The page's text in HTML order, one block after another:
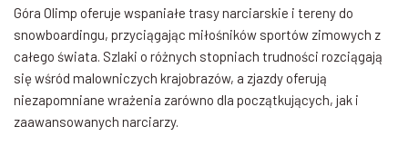
Góra Olimp oferuje wspaniałe trasy narciarskie i tereny do
snowboardingu, przyciągając miłośników sportów zimowych z
całego świata. Szlaki o różnych stopniach trudności rozciągają
się wśród malowniczych krajobrazów, a zjazdy oferują
niezapomniane wrażenia zarówno dla początkujących, jak i
zaawansowanych narciarzy.